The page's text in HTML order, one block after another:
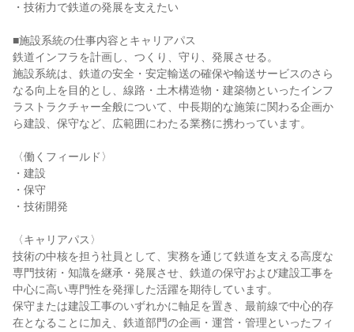
・技術力で鉄道の発展を支えたい
■施設系統の仕事内容とキャリアパス
鉄道インフラを計画し、つくり、守り、発展させる。
施設系統は、鉄道の安全・安定輸送の確保や輸送サービスのさら
なる向上を目的とし、線路・土木構造物・建築物といったインフ
ラストラクチャー全般について、中長期的な施策に関わる企画か
ら建設、保守など、広範囲にわたる業務に携わっています。
〈働くフィールド〉
・建設
・保守
・技術開発
〈キャリアパス〉
技術の中核を担う社員として、実務を通じて鉄道を支える高度な
専門技術・知識を継承・発展させ、鉄道の保守および建設工事を
中心に高い専門性を発揮した活躍を期待しています。
保守または建設工事のいずれかに軸足を置き、最前線で中心的存
在となることに加え、鉄道部門の企画・運営・管理といったフィ